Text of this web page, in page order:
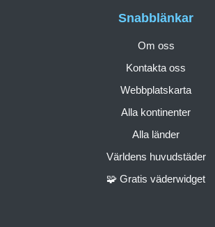
Snabblänkar
Om oss
Kontakta oss
Webbplatskarta
Alla kontinenter
Alla länder
Världens huvudstäder
🧩 Gratis väderwidget